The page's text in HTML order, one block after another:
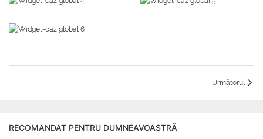
Următorul
RECOMANDAT PENTRU DUMNEAVOASTRĂ